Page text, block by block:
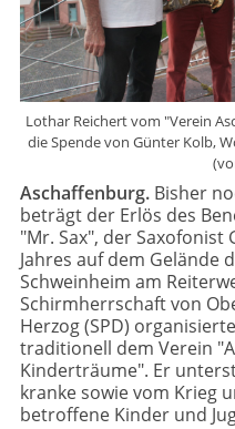
Lothar Reichert vom "Verein
die Spende von Günter Kolb,
Aschaffenburg. Bisher
beträgt der Erlös des
"Mr. Sax", der Saxofonist
Jahres auf dem Gelände
Schweinheim am
Schirmherrschaft von
Herzog (SPD)
traditionell dem Verein
Kinderträume". Er
kranke sowie vom Krieg
betroffene Kinder und